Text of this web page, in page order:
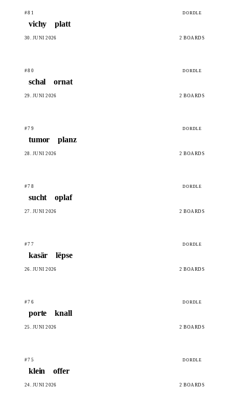
#81 DORDLE
vichy platt
30. JUNI 2026 2 BOARDS
#80 DORDLE
schal ornat
29. JUNI 2026 2 BOARDS
#79 DORDLE
tumor planz
28. JUNI 2026 2 BOARDS
#78 DORDLE
sucht oplaf
27. JUNI 2026 2 BOARDS
#77 DORDLE
kasär lëpse
26. JUNI 2026 2 BOARDS
#76 DORDLE
porte knall
25. JUNI 2026 2 BOARDS
#75 DORDLE
klein offer
24. JUNI 2026 2 BOARDS